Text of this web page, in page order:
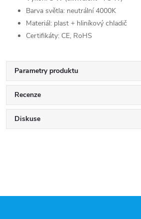
Barva světla: neutrální 4000K
Materiál: plast + hliníkový chladič
Certifikáty: CE, RoHS
Parametry produktu
Recenze
Diskuse